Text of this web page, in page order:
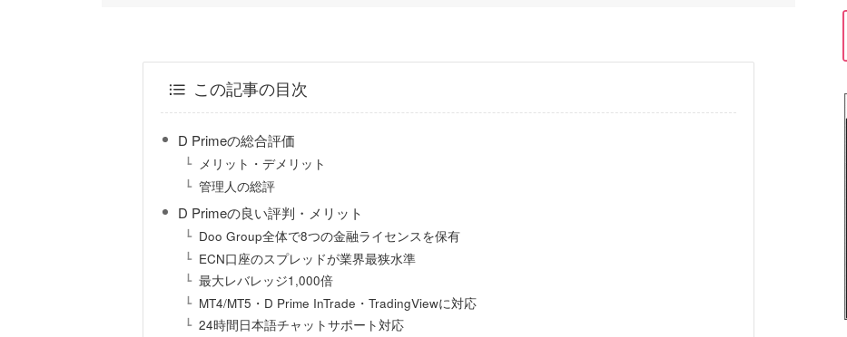
この記事の目次
D Primeの総合評価
メリット・デメリット
管理人の総評
D Primeの良い評判・メリット
Doo Group全体で8つの金融ライセンスを保有
ECN口座のスプレッドが業界最狭水準
最大レバレッジ1,000倍
MT4/MT5・D Prime InTrade・TradingViewに対応
24時間日本語チャットサポート対応